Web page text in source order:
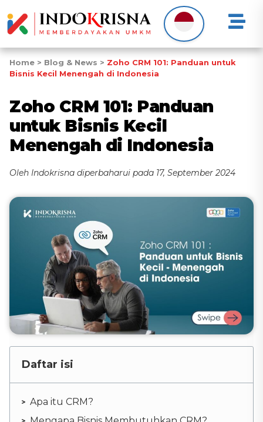
Home > Blog & News > Zoho CRM 101: Panduan untuk
Bisnis Kecil Menengah di Indonesia
Zoho CRM 101: Panduan
untuk Bisnis Kecil
Menengah di Indonesia
Oleh Indokrisna diperbaharui pada 17, September 2024
Daftar isi
Apa itu CRM?